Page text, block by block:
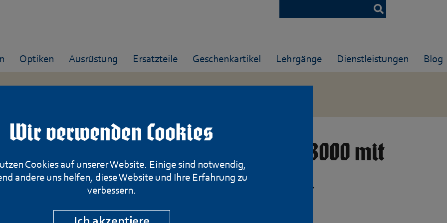
Wir verwenden Cookies
Cookies auf unserer Website. Einige sind notwendig,
andere uns helfen, diese Website und Ihre Erfahrung zu
verbessern.
Optiken Ausrüstung Ersatzteile Geschenkartikel Lehrgänge Dienstleistungen Blog
Haenel, Mod. CR223 in RAL8000 mit
Zielfernrohr, Kal. .223Rem.